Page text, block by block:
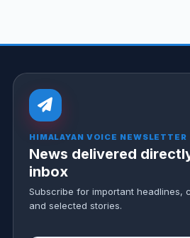
HIMALAYAN VOICE NEWSLETTER
News delivered
inbox
Subscribe for important headlines,
and selected stories.